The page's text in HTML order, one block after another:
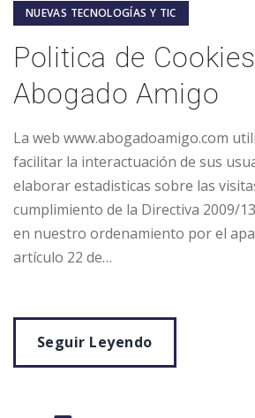
NUEVAS TECNOLOGÍAS Y TIC
Politica de
Abogado Amigo
La web www.abogadoamigo.com
facilitar la interactuación de sus
elaborar estadisticas sobre las
cumplimiento de la Directiva 2009/
en nuestro ordenamiento por el
artículo 22 de…
Seguir Leyendo